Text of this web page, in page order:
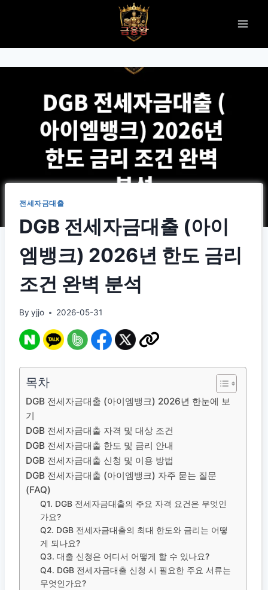
전세자금대출
DGB 전세자금대출 (아이
엠뱅크) 2026년 한도 금리
조건 완벽 분석
By yjjo 2026-05-31
목차
DGB 전세자금대출 (아이엠뱅크) 2026년 한눈에 보
기
DGB 전세자금대출 자격 및 대상 조건
DGB 전세자금대출 한도 및 금리 안내
DGB 전세자금대출 신청 및 이용 방법
DGB 전세자금대출 (아이엠뱅크) 자주 묻는 질문
(FAQ)
Q1. DGB 전세자금대출의 주요 자격 요건은 무엇인
가요?
Q2. DGB 전세자금대출의 최대 한도와 금리는 어떻
게 되나요?
Q3. 대출 신청은 어디서 어떻게 할 수 있나요?
Q4. DGB 전세자금대출 신청 시 필요한 주요 서류는
무엇인가요?